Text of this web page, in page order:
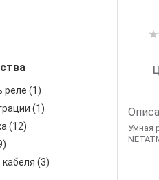
реле (1)
(1)
(12)
)
(3)
Умная